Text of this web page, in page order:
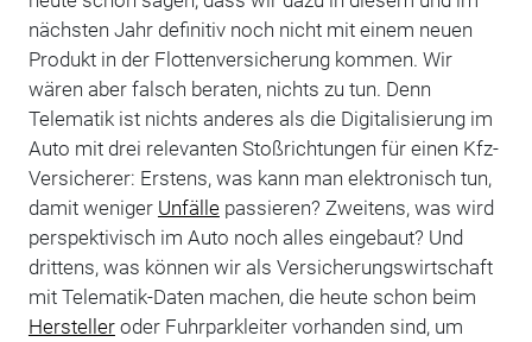
nächsten Jahr definitiv noch nicht mit einem neuen
Produkt in der Flottenversicherung kommen. Wir
wären aber falsch beraten, nichts zu tun. Denn
Telematik ist nichts anderes als die Digitalisierung im
Auto mit drei relevanten Stoßrichtungen für einen Kfz-
Versicherer: Erstens, was kann man elektronisch tun,
damit weniger Unfällepassieren? Zweitens, was wird
perspektivisch im Auto noch alles eingebaut? Und
drittens, was können wir als Versicherungswirtschaft
mit Telematik-Daten machen, die heute schon beim
Herstelleroder Fuhrparkleiter vorhanden sind, um